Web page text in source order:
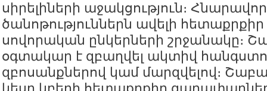
սիրելիների աջակցություն։
ծանոթություններն ավելի հետաքրքիր
սովորական ընկերների շրջանակը։
օգտակար է զբաղվել ակտիվ
զբոսանքներով կամ մարզվելով։